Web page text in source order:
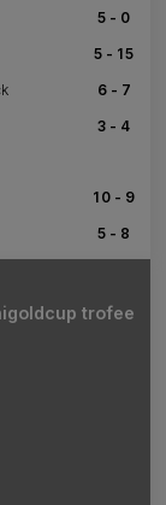
5 - 0
5 - 15
6 - 7
3 - 4
10 - 9
5 - 8
trofee